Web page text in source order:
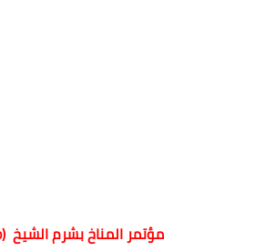
مؤتمر المناخ بشرم الشيخ (cop)